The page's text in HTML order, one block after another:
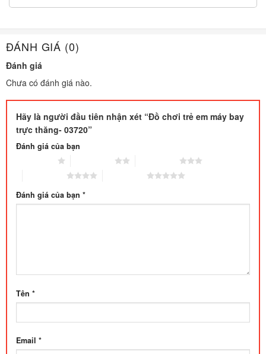
ĐÁNH GIÁ (0)
Đánh giá
Chưa có đánh giá nào.
Hãy là người đầu tiên nhận xét “Đồ chơi trẻ em máy bay
trực thăng- 03720”
Đánh giá của bạn
Đánh giá của bạn *
Tên *
Email *